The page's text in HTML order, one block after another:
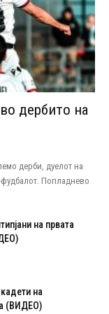
дербито на
дерби, дуелот на
фудбалот. Попладнево
на првата
на
(ВИДЕО)